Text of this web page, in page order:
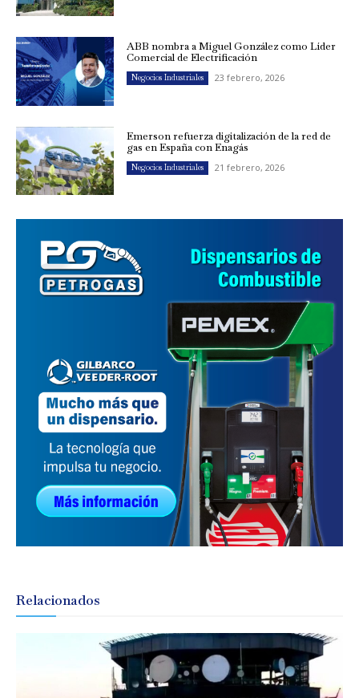
ABB nombra a Miguel González como Líder
Comercial de Electrificación
Negocios Industriales 23 febrero, 2026
Emerson refuerza digitalización de la red de
gas en España con Enagás
Negocios Industriales 21 febrero, 2026
Relacionados